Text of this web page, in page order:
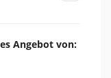
Angebot von: